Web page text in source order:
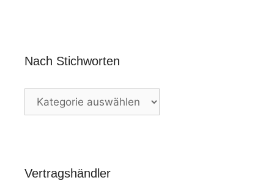
Nach Stichworten
Nach
Stichworten
Vertragshändler